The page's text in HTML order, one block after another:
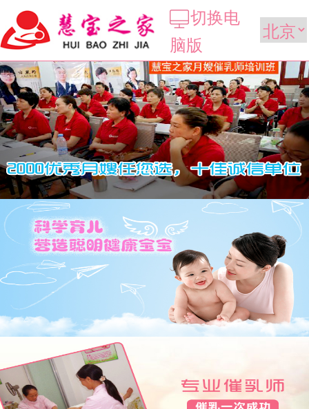
切换电
脑版